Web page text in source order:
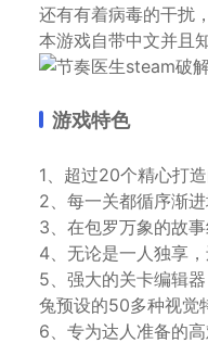
还有有着病毒的干扰
本游戏自带中文并且
游戏特色
1、超过20个精心打
2、每一关都循序渐
3、在包罗万象的故
4、无论是一人独享
5、强大的关卡编辑
兔预设的50多种视觉
6、专为达人准备的高